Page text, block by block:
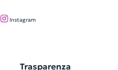
Instagram
Trasparenza